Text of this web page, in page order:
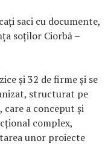
saci cu documente,
soților Ciorbă –
și 32 de firme și se
structurat pe
a conceput și
complex,
unor proiecte